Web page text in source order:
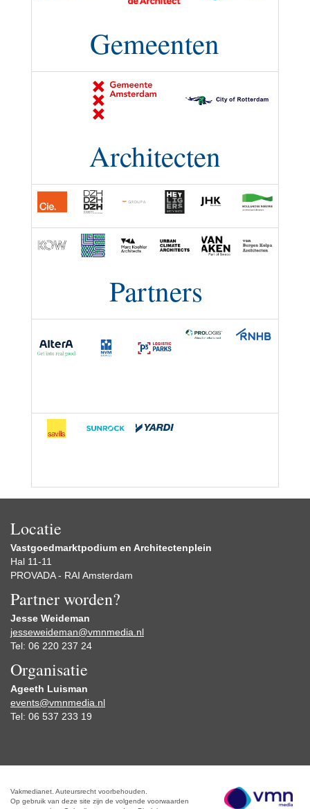
Gemeenten
Architecten
Partners
Locatie
Vastgoedmarktpodium en Architectenplein
Hal 11-11
PROVADA - RAI Amsterdam
Partner worden?
Jesse Weideman
jesseweideman@vmnmedia.nl
Tel: 06 220 237 24
Organisatie
Ageeth Luisman
events@vmnmedia.nl
Tel: 06 537 233 19
Vakmedianet. Auteursrecht voorbehouden.
Op gebruik van deze site zijn de volgende voorwaarden